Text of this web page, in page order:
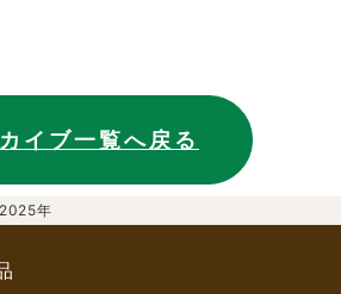
2025年
イブ一覧へ戻る